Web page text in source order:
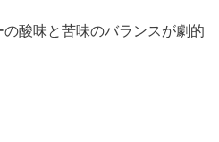
酸味と苦味のバランスが劇的